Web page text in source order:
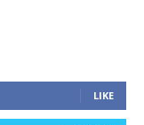
LIKE